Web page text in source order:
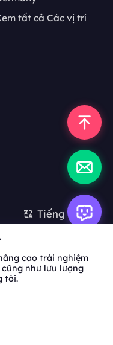
tất cả Các vị trí
Tiếng Việt
cao trải nghiệm
như lưu lượng
tôi.